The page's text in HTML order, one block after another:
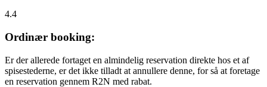
4.4
Ordinær booking:
Er der allerede fortaget en almindelig reservation direkte hos et af
spisestederne, er det ikke tilladt at annullere denne, for så at foretage
en reservation gennem R2N med rabat.